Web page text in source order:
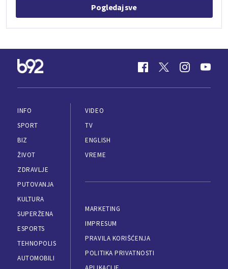
Pogledaj sve
INFO
SPORT
BIZ
ŽIVOT
ZDRAVLJE
PUTOVANJA
KULTURA
SUPERŽENA
ESPORTS
TEHNOPOLIS
AUTOMOBILI
VIDEO
TV
ENGLISH
VREME
MARKETING
IMPRESUM
PRAVILA KORIŠĆENJA
POLITIKA PRIVATNOSTI